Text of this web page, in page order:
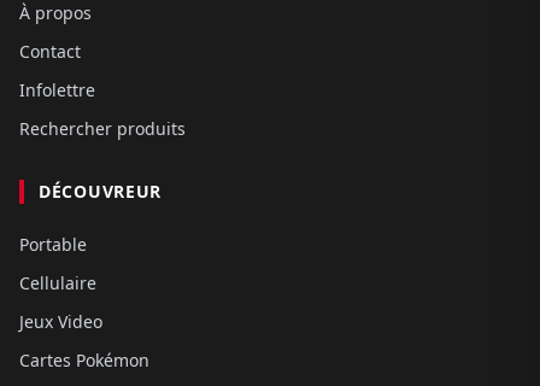
À propos
Contact
Infolettre
Rechercher produits
DÉCOUVREUR
Portable
Cellulaire
Jeux Video
Cartes Pokémon